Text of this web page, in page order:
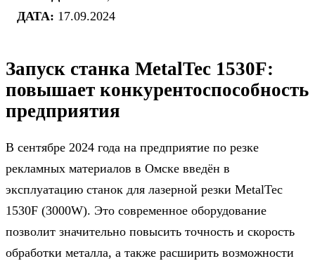
ДАТА: 17.09.2024
Запуск станка MetalTec 1530F:
повышает конкурентоспособность
предприятия
В сентябре 2024 года на предприятие по резке
рекламных материалов в Омске введён в
эксплуатацию станок для лазерной резки MetalTec
1530F (3000W). Это современное оборудование
позволит значительно повысить точность и скорость
обработки металла, а также расширить возможности